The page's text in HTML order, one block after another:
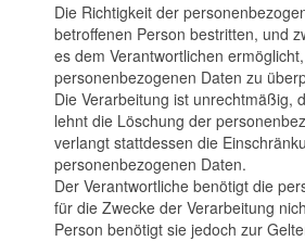
Die Richtigkeit der
betroffenen Person bestritten, und
es dem Verantwortlichen
personenbezogenen Daten zu
Die Verarbeitung ist unrechtmäßig,
lehnt die Löschung der
verlangt stattdessen die
personenbezogenen Daten.
Der Verantwortliche benötigt die
für die Zwecke der Verarbeitung
Person benötigt sie jedoch zur